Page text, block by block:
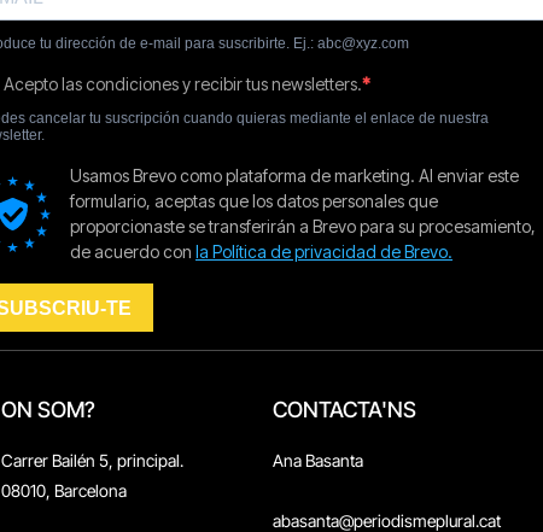
ON SOM?
Carrer Bailén 5, principal.
08010, Barcelona
CONTACTA'NS
Ana Basanta
abasanta@periodismeplural.cat